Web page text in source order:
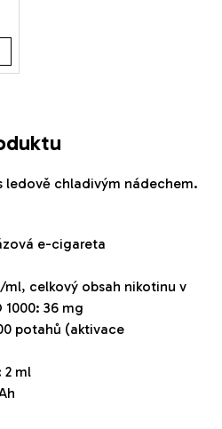
ledově chladivým nádechem.
e-cigareta
ml, celkový obsah nikotinu v
1000: 36 mg
potahů (aktivace
2 ml